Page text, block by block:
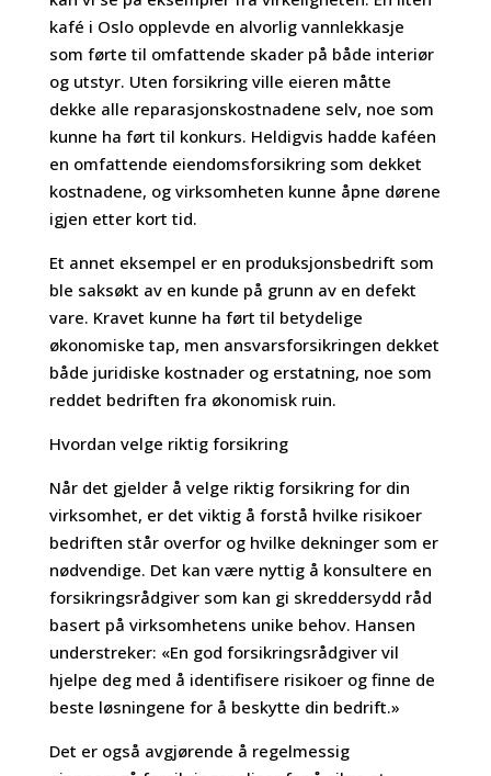
kafé i Oslo opplevde en alvorlig vannlekkasje
som førte til omfattende skader på både interiør
og utstyr. Uten forsikring ville eieren måtte
dekke alle reparasjonskostnadene selv, noe som
kunne ha ført til konkurs. Heldigvis hadde kaféen
en omfattende eiendomsforsikring som dekket
kostnadene, og virksomheten kunne åpne dørene
igjen etter kort tid.
Et annet eksempel er en produksjonsbedrift som
ble saksøkt av en kunde på grunn av en defekt
vare. Kravet kunne ha ført til betydelige
økonomiske tap, men ansvarsforsikringen dekket
både juridiske kostnader og erstatning, noe som
reddet bedriften fra økonomisk ruin.
Hvordan velge riktig forsikring
Når det gjelder å velge riktig forsikring for din
virksomhet, er det viktig å forstå hvilke risikoer
bedriften står overfor og hvilke dekninger som er
nødvendige. Det kan være nyttig å konsultere en
forsikringsrådgiver som kan gi skreddersydd råd
basert på virksomhetens unike behov. Hansen
understreker: «En god forsikringsrådgiver vil
hjelpe deg med å identifisere risikoer og finne de
beste løsningene for å beskytte din bedrift.»
Det er også avgjørende å regelmessig